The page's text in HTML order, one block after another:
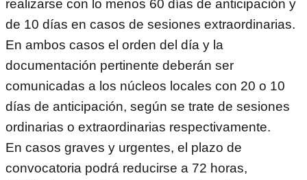
realizarse con lo menos 60 días de anticipación y
de 10 días en casos de sesiones extraordinarias.
En ambos casos el orden del día y la
documentación pertinente deberán ser
comunicadas a los núcleos locales con 20 o 10
días de anticipación, según se trate de sesiones
ordinarias o extraordinarias respectivamente.
En casos graves y urgentes, el plazo de
convocatoria podrá reducirse a 72 horas,